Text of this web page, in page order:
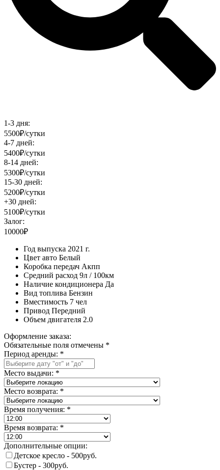
1-3 дня:
5500₽/сутки
4-7 дней:
5400₽/сутки
8-14 дней:
5300₽/сутки
15-30 дней:
5200₽/сутки
+30 дней:
5100₽/сутки
Залог:
10000₽
Год выпуска 2021 г.
Цвет авто Белый
Коробка передач Акпп
Средний расход 9л / 100км
Наличие кондиционера Да
Вид топлива Бензин
Вместимость 7 чел
Привод Передний
Объем двигателя 2.0
Оформление заказа:
Обязательные поля отмечены *
Период аренды: *
Место выдачи: *
Место возврата: *
Время получения: *
Время возврата: *
Дополнительные опции:
Детское кресло - 500руб.
Бустер - 300руб.